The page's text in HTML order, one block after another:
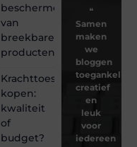
beschermen
van
breekbare
producten
Krachttoestel
kopen:
kwaliteit
of
budget?
❝
Samen
maken
we
bloggen
toegankelijk,
creatief
en
leuk
voor
iedereen